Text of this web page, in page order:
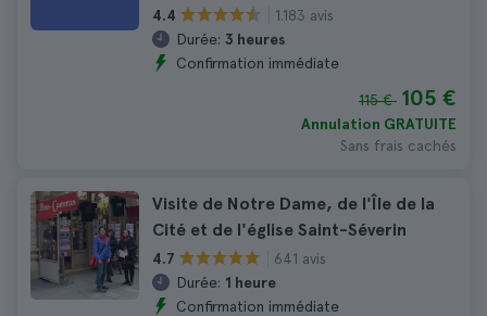
4.4
1.183 avis
Durée: 3 heures
Confirmation immédiate
115 € 105 €
Annulation GRATUITE
Sans frais cachés
Visite de Notre Dame, de l'Île de la
Cité et de l'église Saint-Séverin
4.7
641 avis
Durée: 1 heure
Confirmation immédiate